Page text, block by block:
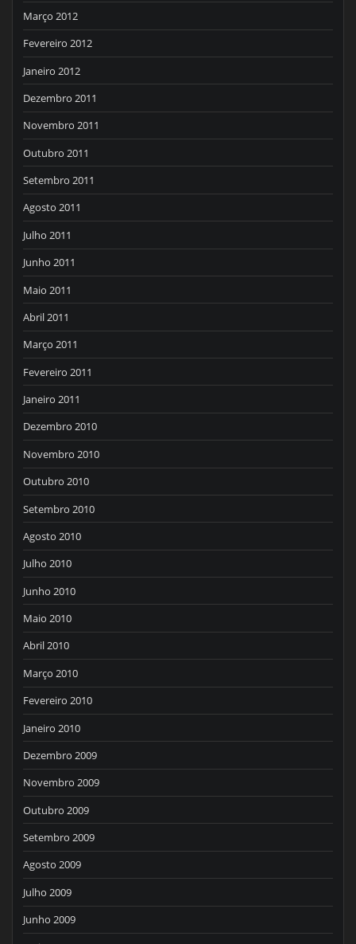
Março 2012
Fevereiro 2012
Janeiro 2012
Dezembro 2011
Novembro 2011
Outubro 2011
Setembro 2011
Agosto 2011
Julho 2011
Junho 2011
Maio 2011
Abril 2011
Março 2011
Fevereiro 2011
Janeiro 2011
Dezembro 2010
Novembro 2010
Outubro 2010
Setembro 2010
Agosto 2010
Julho 2010
Junho 2010
Maio 2010
Abril 2010
Março 2010
Fevereiro 2010
Janeiro 2010
Dezembro 2009
Novembro 2009
Outubro 2009
Setembro 2009
Agosto 2009
Julho 2009
Junho 2009